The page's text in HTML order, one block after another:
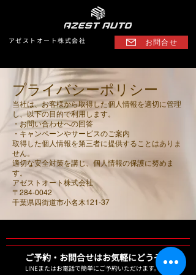
アゼストオート株式会社 お問合せ
プライバシーポリシー
当社は、お客様から取得した個人情報を適切に管理
し、以下の目的で利用します。
・お問い合わせへの回答
・キャンペーンやサービスのご案内
取得した個人情報を第三者に提供することはありま
せん。
適切な安全対策を講じ、個人情報の保護に努めま
す。
アゼストオート株式会社
〒284-0042
千葉県四街道市小名木121-37
​ご予約・お問合せはお気軽にどうぞ！
LINEまたはお電話で簡単にご予約いただけます。